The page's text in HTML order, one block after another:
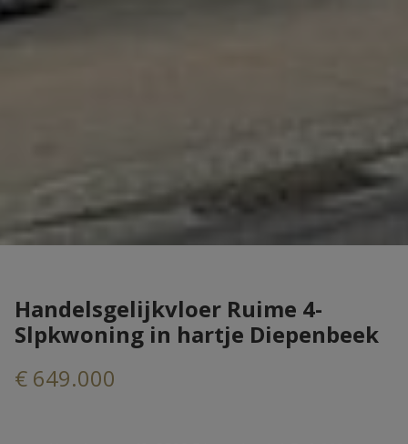
Handelsgelijkvloer Ruime 4-
Slpkwoning in hartje Diepenbeek
€ 649.000